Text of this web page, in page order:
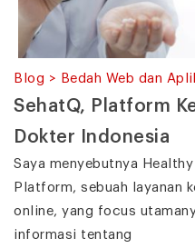
Blog > Bedah Web dan
SehatQ, Platform
Dokter Indonesia
Saya menyebutnya
Platform, sebuah layanan
online, yang focus
informasi tentang